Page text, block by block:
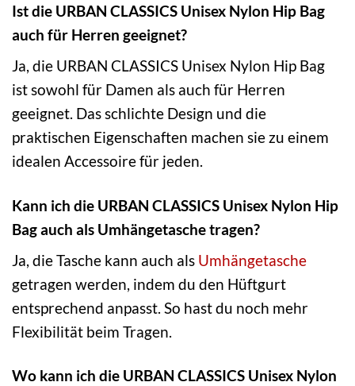
Ist die URBAN CLASSICS Unisex Nylon Hip Bag
auch für Herren geeignet?
Ja, die URBAN CLASSICS Unisex Nylon Hip Bag
ist sowohl für Damen als auch für Herren
geeignet. Das schlichte Design und die
praktischen Eigenschaften machen sie zu einem
idealen Accessoire für jeden.
Kann ich die URBAN CLASSICS Unisex Nylon Hip
Bag auch als Umhängetasche tragen?
Ja, die Tasche kann auch als Umhängetasche
getragen werden, indem du den Hüftgurt
entsprechend anpasst. So hast du noch mehr
Flexibilität beim Tragen.
Wo kann ich die URBAN CLASSICS Unisex Nylon